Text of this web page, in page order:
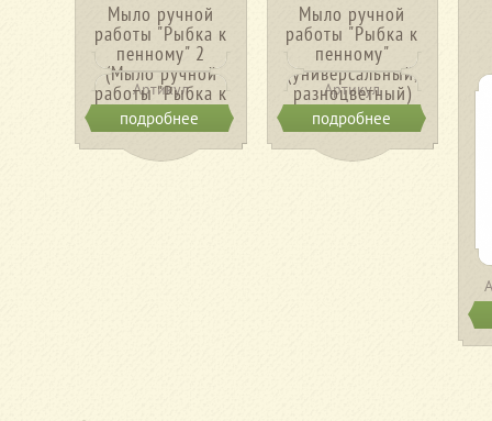
Мыло ручной
работы "Рыбка к
пенному" 2
(Мыло ручной
работы "Рыбка к
пенному" 2)
Артикул
подробнее
Мыло ручной
работы "Рыбка к
пенному"
(универсальный,
разноцветный)
Артикул
подробнее